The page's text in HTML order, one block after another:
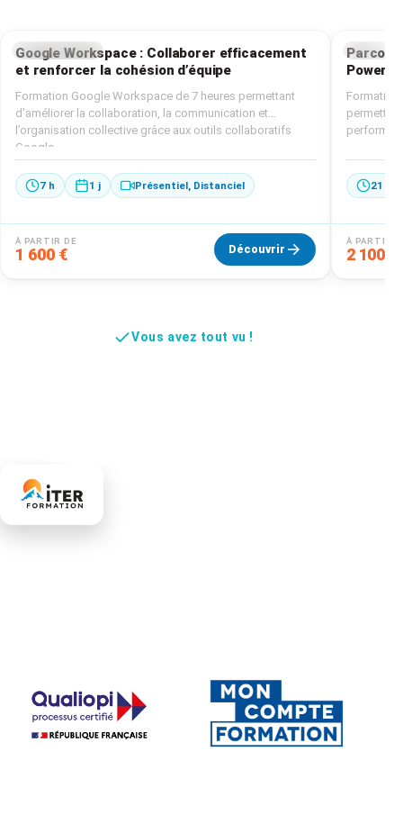
Sarthois
BUREAUTIQUE
Google Workspace : Collaborer efficacement
et renforcer la cohésion d’équipe
Formation Google Workspace de 7 heures permettant
d’améliorer la collaboration, la communication et
l’organisation collective grâce aux outils collaboratifs
Google.
7 h 1 j Présentiel, Distanciel
À PARTIR DE
1 600 € Découvrir
Formation
21 h
À PARTIR
2 100 €
Vous avez tout vu !